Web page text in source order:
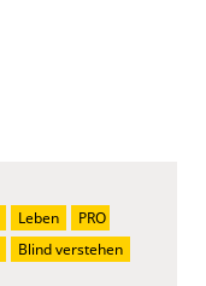
Leben
PRO
Blind verstehen